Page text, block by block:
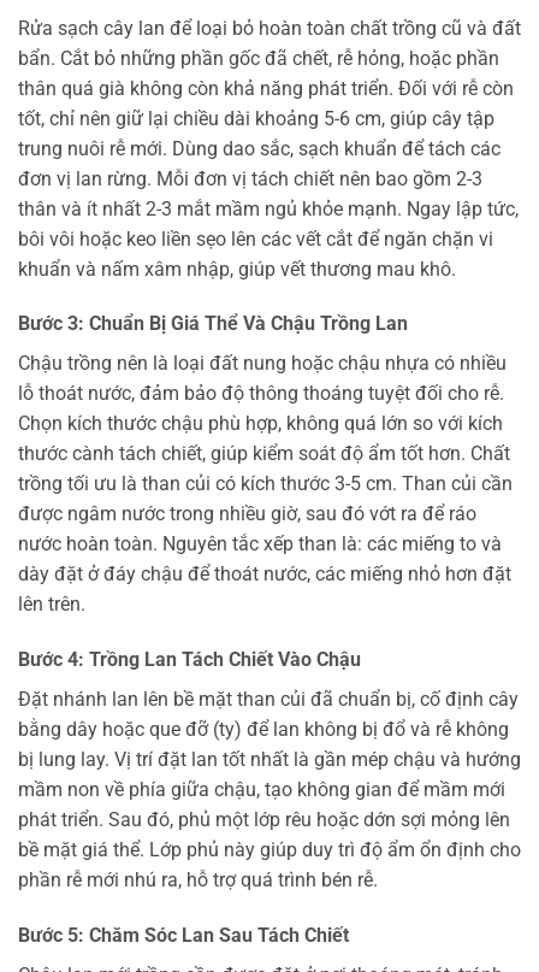
Rửa sạch cây lan để loại bỏ hoàn toàn chất trồng cũ và đất
bẩn. Cắt bỏ những phần gốc đã chết, rễ hỏng, hoặc phần
thân quá già không còn khả năng phát triển. Đối với rễ còn
tốt, chỉ nên giữ lại chiều dài khoảng 5-6 cm, giúp cây tập
trung nuôi rễ mới. Dùng dao sắc, sạch khuẩn để tách các
đơn vị lan rừng. Mỗi đơn vị tách chiết nên bao gồm 2-3
thân và ít nhất 2-3 mắt mầm ngủ khỏe mạnh. Ngay lập tức,
bôi vôi hoặc keo liền sẹo lên các vết cắt để ngăn chặn vi
khuẩn và nấm xâm nhập, giúp vết thương mau khô.
Bước 3: Chuẩn Bị Giá Thể Và Chậu Trồng Lan
Chậu trồng nên là loại đất nung hoặc chậu nhựa có nhiều
lỗ thoát nước, đảm bảo độ thông thoáng tuyệt đối cho rễ.
Chọn kích thước chậu phù hợp, không quá lớn so với kích
thước cành tách chiết, giúp kiểm soát độ ẩm tốt hơn. Chất
trồng tối ưu là than củi có kích thước 3-5 cm. Than củi cần
được ngâm nước trong nhiều giờ, sau đó vớt ra để ráo
nước hoàn toàn. Nguyên tắc xếp than là: các miếng to và
dày đặt ở đáy chậu để thoát nước, các miếng nhỏ hơn đặt
lên trên.
Bước 4: Trồng Lan Tách Chiết Vào Chậu
Đặt nhánh lan lên bề mặt than củi đã chuẩn bị, cố định cây
bằng dây hoặc que đỡ (ty) để lan không bị đổ và rễ không
bị lung lay. Vị trí đặt lan tốt nhất là gần mép chậu và hướng
mầm non về phía giữa chậu, tạo không gian để mầm mới
phát triển. Sau đó, phủ một lớp rêu hoặc dớn sợi mỏng lên
bề mặt giá thể. Lớp phủ này giúp duy trì độ ẩm ổn định cho
phần rễ mới nhú ra, hỗ trợ quá trình bén rễ.
Bước 5: Chăm Sóc Lan Sau Tách Chiết